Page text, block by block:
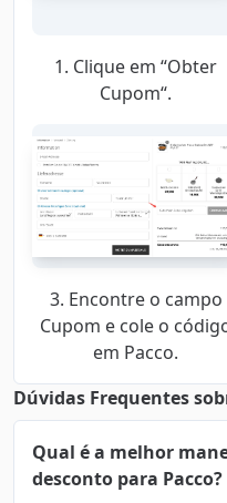
1. Clique em “Obter
Cupom“.
3. Encontre o campo
Cupom e cole o
em Pacco.
Dúvidas Frequentes
Qual é a melhor
desconto para Pacco?